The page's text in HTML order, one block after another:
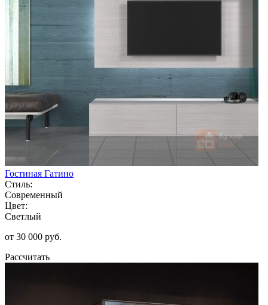
Гостиная Гатино
Стиль:
Современный
Цвет:
Светлый
от 30 000 руб.
Рассчитать